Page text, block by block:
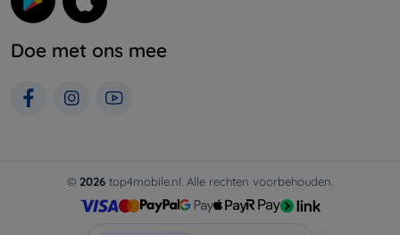
Doe met ons mee
© 2026 top4mobile.nl. Alle rechten voorbehouden.